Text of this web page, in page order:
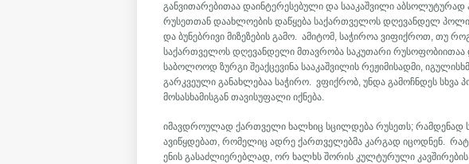
განვითარებითაა დაინტერესებული და სააკაშვილი აბსოლუტურად
რუსეთთან დაახლოების დაწყება საქართველოს დღევანდელ
და ბუნებრივი მიზეზების გამო. ამიტომ, საჭიროა ვიფიქროთ, თუ
საქართველოს დღევანდელი მთავრობა საკუთარი
საბოლოოდ ზურგი შეაქცევინა სააკაშვილის რეჟიმისადმი,
გარკვეული განახლებაა საჭირო. ვფიქრობ, უნდა გამოჩნდეს
მოსასხამისგან თავისუფალი იქნება.
იმავდროულად ქართველი ხალხიც სცილდება რუსეთს; რამდენად
ავიწყდებათ, რომელიც ადრე ქართველებმა კარგად იცოდნენ.
ენის გასაძლიერებლად, ორ ხალხს შორის კულტურული